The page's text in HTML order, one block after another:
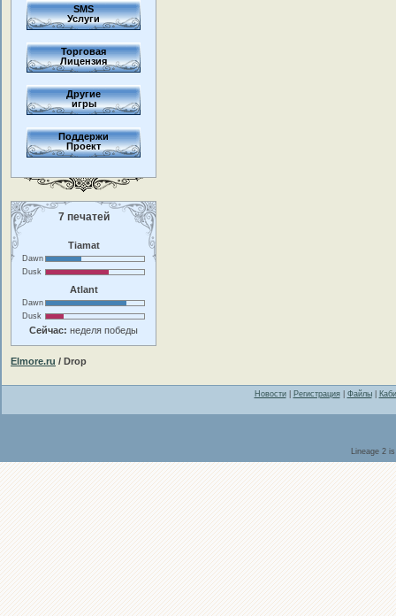
SMS
Услуги
Торговая
Лицензия
Другие
игры
Поддержи
Проект
7 печатей
Tiamat
Dawn
Dusk
Atlant
Dawn
Dusk
Сейчас: неделя победы
Elmore.ru / Drop
Новости| Регистрация| Файлы|
Lineage 2